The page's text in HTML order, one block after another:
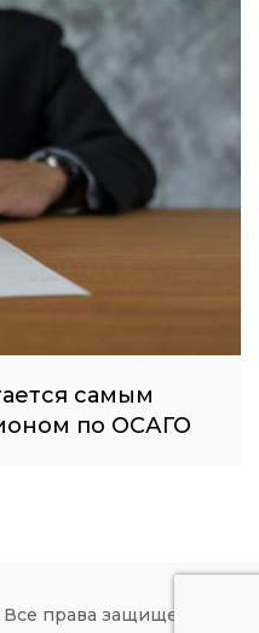
самым
по ОСАГО
права защищены